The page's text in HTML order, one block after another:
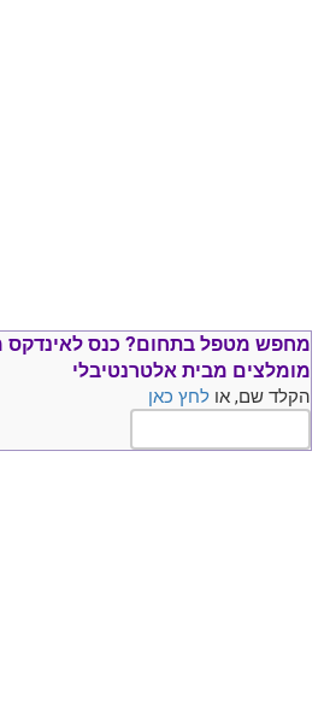
מחפש מטפל בתחום? כנס לאינדקס
מומלצים מבית אלטרנטיבלי
הקלד שם, או לחץ כאן